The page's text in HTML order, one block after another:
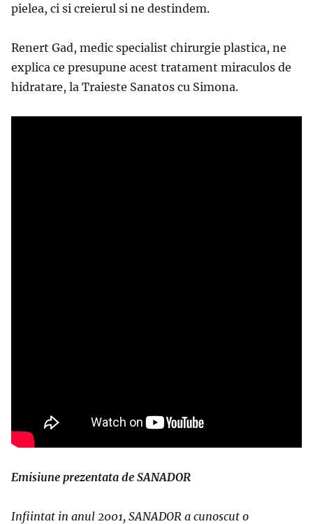
pielea, ci si creierul si ne destindem.
Renert Gad, medic specialist chirurgie plastica, ne
explica ce presupune acest tratament miraculos de
hidratare, la Traieste Sanatos cu Simona.
Emisiune prezentata de SANADOR
Infiintat in anul 2001, SANADOR a cunoscut o